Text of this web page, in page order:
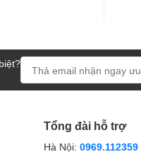
Tổng đài hỗ trợ
Hà Nội: 0969.112359